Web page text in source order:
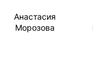
Анастасия
Морозова